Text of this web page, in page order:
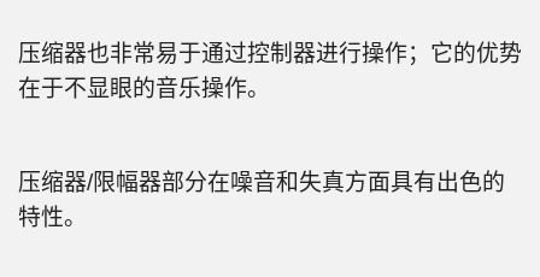
压缩器也非常易于通过控制器进行操作；它的优势
在于不显眼的音乐操作。
压缩器/限幅器部分在噪音和失真方面具有出色的
特性。